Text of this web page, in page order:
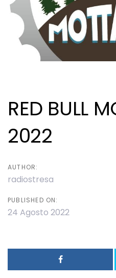
RED BULL
2022
AUTHOR:
radiostresa
PUBLISHED ON:
24 Agosto 2022
navigation